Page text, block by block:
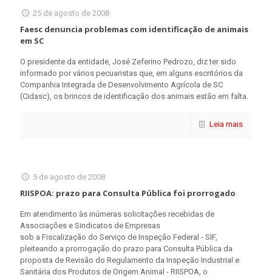
25 de agosto de 2008
Faesc denuncia problemas com identificação de animais
em SC
O presidente da entidade, José Zeferino Pedrozo, diz ter sido
informado por vários pecuaristas que, em alguns escritórios da
Companhia Integrada de Desenvolvimento Agrícola de SC
(Cidasc), os brincos de identificação dos animais estão em falta.
Leia mais
5 de agosto de 2008
RIISPOA: prazo para Consulta Pública foi prorrogado
Em atendimento às inúmeras solicitações recebidas de
Associações e Sindicatos de Empresas
sob a Fiscalização do Serviço de Inspeção Federal - SIF,
pleiteando a prorrogação do prazo para Consulta Pública da
proposta de Revisão do Regulamento da Inspeção Industrial e
Sanitária dos Produtos de Origem Animal - RIISPOA, o